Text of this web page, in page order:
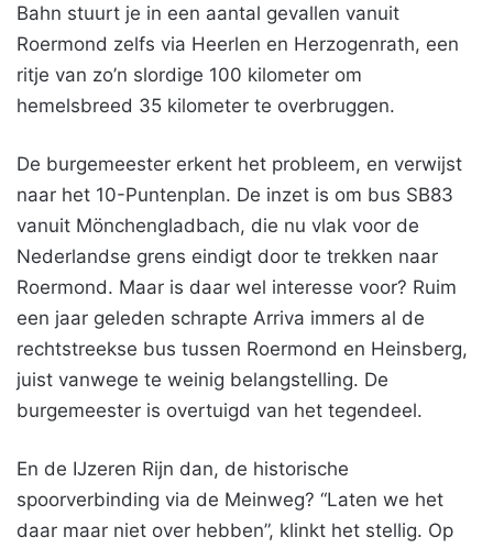
Bahn stuurt je in een aantal gevallen vanuit
Roermond zelfs via Heerlen en Herzogenrath, een
ritje van zo’n slordige 100 kilometer om
hemelsbreed 35 kilometer te overbruggen.
De burgemeester erkent het probleem, en verwijst
naar het 10-Puntenplan. De inzet is om bus SB83
vanuit Mönchengladbach, die nu vlak voor de
Nederlandse grens eindigt door te trekken naar
Roermond. Maar is daar wel interesse voor? Ruim
een jaar geleden schrapte Arriva immers al de
rechtstreekse bus tussen Roermond en Heinsberg,
juist vanwege te weinig belangstelling. De
burgemeester is overtuigd van het tegendeel.
En de IJzeren Rijn dan, de historische
spoorverbinding via de Meinweg? “Laten we het
daar maar niet over hebben”, klinkt het stellig. Op